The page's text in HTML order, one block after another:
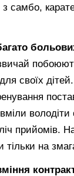
з самбо,
своїх
володіти
прийомів.
тільки на